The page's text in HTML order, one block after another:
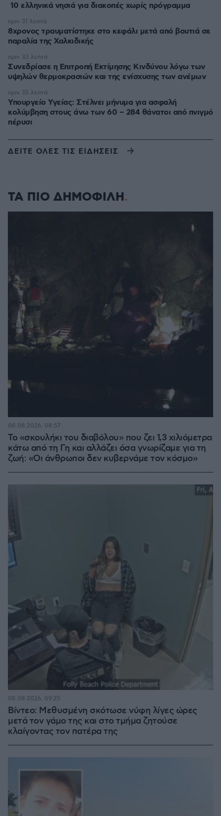
10 ελληνικά νησιά για διακοπές χωρίς πρόγραμμα
8χρονος τραυματίστηκε στο κεφάλι μετά από βουτιά σε
παραλία της Χαλκιδικής
πριν 31 λεπτά
Συνεδρίασε η Επιτροπή Εκτίμησης Κινδύνου λόγω των
υψηλών θερμοκρασιών και της ενίσχυσης των ανέμων
πριν 33 λεπτά
Υπουργείο Υγείας: Στέλνει μήνυμα για ασφαλή
κολύμβηση στους άνω των 60 – 284 θάνατοι από πνιγμό
πέρυσι
πριν 35 λεπτά
ΔΕΙΤΕ ΟΛΕΣ ΤΙΣ ΕΙΔΗΣΕΙΣ
ΤΑ ΠΙΟ ΔΗΜΟΦΙΛΗ
Το «σκουλήκι του διαβόλου» που ζει 1,3 χιλιόμετρα
κάτω από τη Γη και αλλάζει όσα γνωρίζαμε για τη
ζωή: «Οι άνθρωποι δεν κυβερνάμε τον κόσμο»
08.08.2026, 08:57
Βίντεο: Μεθυσμένη σκότωσε νύφη λίγες ώρες
μετά τον γάμο της και στο τμήμα ζητούσε
κλαίγοντας τον πατέρα της
08.08.2026, 09:25